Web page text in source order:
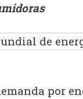
por